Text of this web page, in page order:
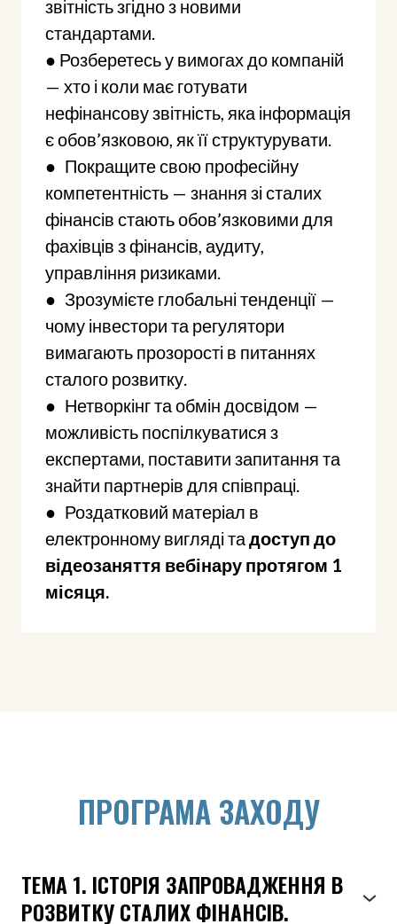
звітність згідно з новими
стандартами.
● Розберетесь у вимогах до компаній
— хто і коли має готувати
нефінансову звітність, яка інформація
є обов’язковою, як її структурувати.
● Покращите свою професійну
компетентність — знання зі сталих
фінансів стають обов’язковими для
фахівців з фінансів, аудиту,
управління ризиками.
● Зрозумієте глобальні тенденції —
чому інвестори та регулятори
вимагають прозорості в питаннях
сталого розвитку.
● Нетворкінг та обмін досвідом —
можливість поспілкуватися з
експертами, поставити запитання та
знайти партнерів для співпраці.
● Роздатковий матеріал в
електронному вигляді та доступ до
відеозаняття вебінару протягом 1
місяця.
ПРОГРАМА ЗАХОДУ
ТЕМА 1. ІСТОРІЯ ЗАПРОВАДЖЕННЯ В
РОЗВИТКУ СТАЛИХ ФІНАНСІВ.